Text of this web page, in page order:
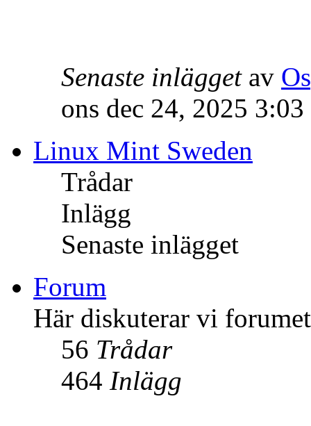
Senaste inläggetav
ons dec 24, 2025
Linux Mint Sweden
Trådar
Inlägg
Senaste inlägget
Forum
Här diskuterar vi
56 Trådar
464 Inlägg